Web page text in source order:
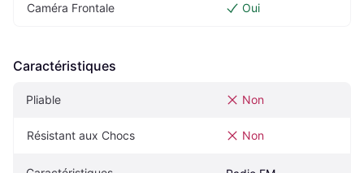
Caméra Frontale Oui
Caractéristiques
Pliable Non
Résistant aux Chocs Non